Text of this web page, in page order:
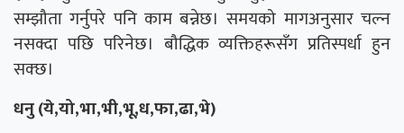
सम्झौता गर्नुपरे पनि काम बन्नेछ। समयको मागअनुसार चल्न
नसक्दा पछि परिनेछ। बौद्धिक व्यक्तिहरूसँग प्रतिस्पर्धा हुन
सक्छ।
धनु (ये,यो,भा,भी,भू,ध,फा,ढा,भे)